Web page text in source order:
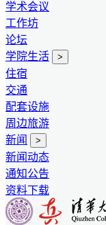
学术会议
工作坊
论坛
学院生活
>
住宿
交通
配套设施
周边旅游
新闻
>
新闻动态
通知公告
资料下载